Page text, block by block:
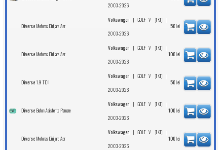
2003-2026
Diverse Motoras Dirijare Aer
Volkswagen | GOLF V (1K1)|
2003-2026
50 lei
Diverse Motoras Dirijare Aer
Volkswagen | GOLF V (1K1)|
2003-2026
100 lei
Diverse 1.9 TDI
Volkswagen | GOLF V (1K1)|
2003-2026
50 lei
Diverse Buton Asistenta Parcare
Volkswagen | GOLF V (1K1)|
2003-2026
100 lei
Diverse Motoras Dirijare Aer
Volkswagen | GOLF V (1K1)|
2003-2026
100 lei